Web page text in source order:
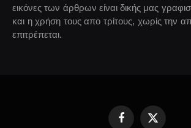
εικόνες των άρθρων είναι δικής μας
και η χρήση τους απο τρίτους, χωρίς την
επιτρέπεται.
FacebookX